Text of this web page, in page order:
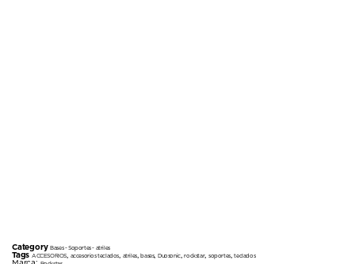
Category Bases - Soportes - atriles
Tags ACCESORIOS accesorios teclados atriles,bases,Duosonic,rockstar, soportes,teclados